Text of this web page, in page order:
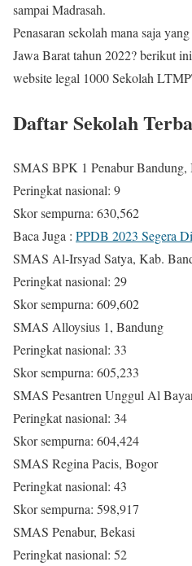
sampai Madrasah.
Penasaran sekolah mana saja
Jawa Barat tahun 2022? berikut
website legal 1000 Sekolah
Daftar Sekolah
SMAS BPK 1 Penabur Bandung,
Peringkat nasional: 9
Skor sempurna: 630,562
Baca Juga : PPDB 2023 Segera
SMAS Al-Irsyad Satya, Kab.
Peringkat nasional: 29
Skor sempurna: 609,602
SMAS Alloysius 1, Bandung
Peringkat nasional: 33
Skor sempurna: 605,233
SMAS Pesantren Unggul Al
Peringkat nasional: 34
Skor sempurna: 604,424
SMAS Regina Pacis, Bogor
Peringkat nasional: 43
Skor sempurna: 598,917
SMAS Penabur, Bekasi
Peringkat nasional: 52